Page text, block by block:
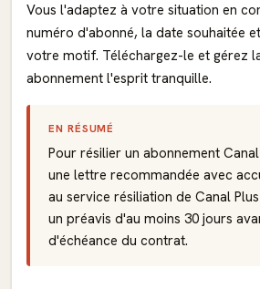
Vous l'adaptez à votre situation en
numéro d'abonné, la date souhaitée
votre motif. Téléchargez-le et gérez
abonnement l'esprit tranquille.
EN RÉSUMÉ
Pour résilier un abonnement
une lettre recommandée avec
au service résiliation de Canal
un préavis d'au moins 30 jours
d'échéance du contrat.